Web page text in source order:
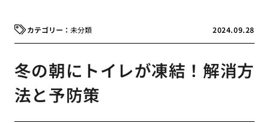
2024.09.28
未分類
冬の朝にトイレが凍結！解消方
法と予防策